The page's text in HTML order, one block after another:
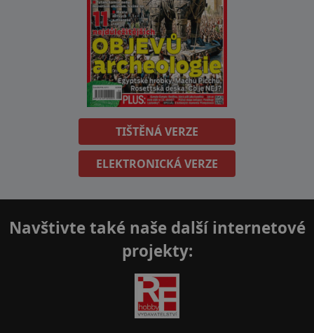
TIŠTĚNÁ VERZE
ELEKTRONICKÁ VERZE
Navštivte také naše další internetové
projekty: